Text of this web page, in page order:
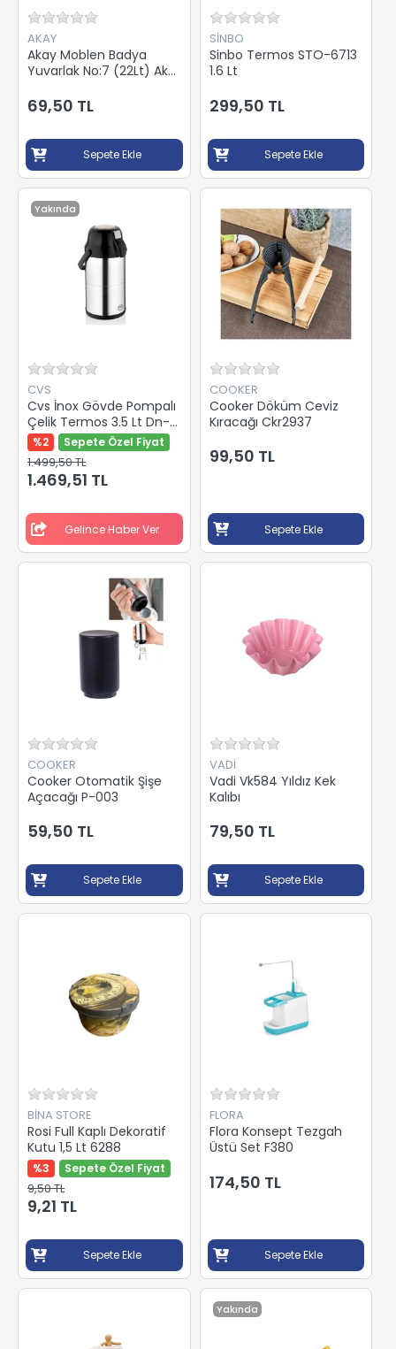
AKAY
Akay Moblen Badya
Yuvarlak No:7 (22Lt) Ak
69,50 TL
Sepete Ekle
SİNBO
Sinbo Termos STO-6713
1.6 Lt
299,50 TL
Sepete Ekle
Yakında
CVS
Cvs İnox Gövde Pompalı
Çelik Termos 3.5 Lt Dn-
3512
%2 Sepete Özel Fiyat
1.499,50 TL
1.469,51 TL
Gelince Haber Ver
COOKER
Cooker Döküm Ceviz
Kıracağı Ckr2937
99,50 TL
Sepete Ekle
COOKER
Cooker Otomatik Şişe
Açacağı P-003
59,50 TL
Sepete Ekle
VADİ
Vadi Vk584 Yıldız Kek
Kalıbı
79,50 TL
Sepete Ekle
BİNA STORE
Rosi Full Kaplı Dekoratif
Kutu 1,5 Lt 6288
%3 Sepete Özel Fiyat
9,50 TL
9,21 TL
Sepete Ekle
FLORA
Flora Konsept Tezgah
Üstü Set F380
174,50 TL
Sepete Ekle
Yakında